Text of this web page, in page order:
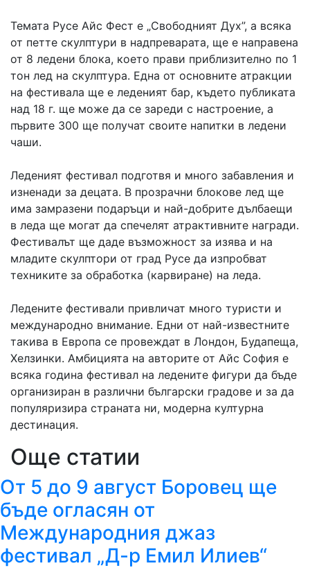
Темата Русе Айс Фест е „Свободният Дух”, а всяка
от петте скулптури в надпреварата, ще е направена
от 8 ледени блока, което прави приблизително по 1
тон лед на скулптура. Една от основните атракции
на фестивала ще е леденият бар, където публиката
над 18 г. ще може да се зареди с настроение, а
първите 300 ще получат своите напитки в ледени
чаши.
Леденият фестивал подготвя и много забавления и
изненади за децата. В прозрачни блокове лед ще
има замразени подаръци и най-добрите дълбаещи
в леда ще могат да спечелят атрактивните награди.
Фестивалът ще даде възможност за изява и на
младите скулптори от град Русе да изпробват
техниките за обработка (карвиране) на леда.
Ледените фестивали привличат много туристи и
международно внимание. Едни от най-известните
такива в Европа се провеждат в Лондон, Будапеща,
Хелзинки. Амбицията на авторите от Айс София е
всяка година фестивал на ледените фигури да бъде
организиран в различни български градове и за да
популяризира страната ни, модерна културна
дестинация.
Още статии
От 5 до 9 август Боровец ще
бъде огласян от
Международния джаз
фестивал „Д-р Емил Илиев“